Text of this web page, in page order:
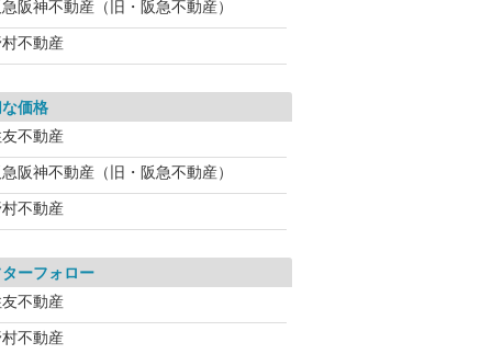
阪神不動産（旧・阪急不動産）
不動産
価格
不動産
阪神不動産（旧・阪急不動産）
不動産
ーフォロー
不動産
不動産